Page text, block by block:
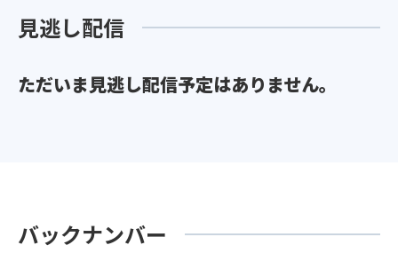
見逃し配信
ただいま見逃し配信予定はありません。
バックナンバー